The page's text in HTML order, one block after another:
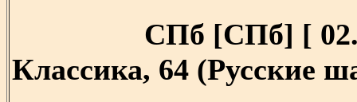
СПб [СПб] [
Классика, 64 (Русские